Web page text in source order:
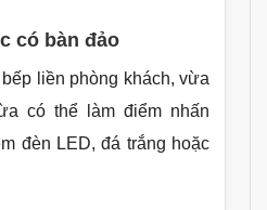
có bàn đảo
liền phòng khách, vừa
có thể làm điểm nhấn
đèn LED, đá trắng hoặc